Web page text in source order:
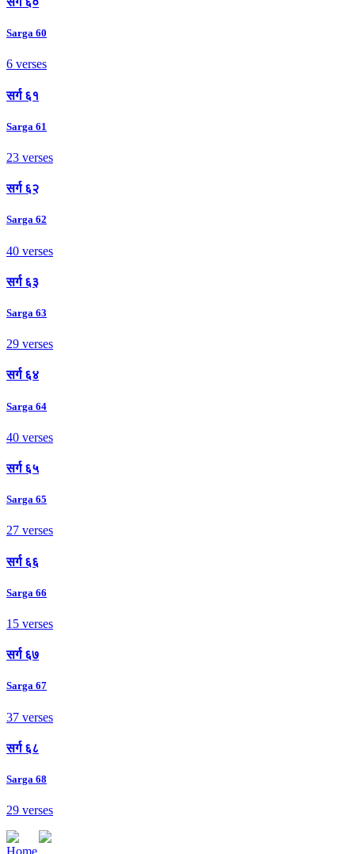
Sarga 60
6 verses
सर्ग ६१
Sarga 61
23 verses
सर्ग ६२
Sarga 62
40 verses
सर्ग ६३
Sarga 63
29 verses
सर्ग ६४
Sarga 64
40 verses
सर्ग ६५
Sarga 65
27 verses
सर्ग ६६
Sarga 66
15 verses
सर्ग ६७
Sarga 67
37 verses
सर्ग ६८
Sarga 68
29 verses